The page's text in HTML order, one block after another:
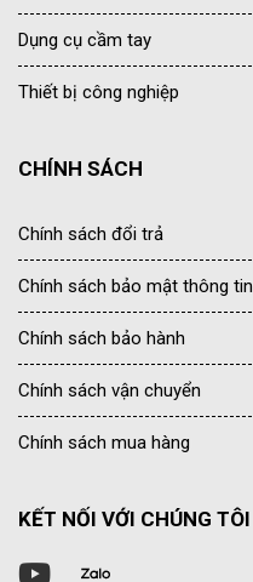
Dụng cụ cầm tay
Thiết bị công nghiệp
CHÍNH SÁCH
Chính sách đổi trả
Chính sách bảo mật thông tin
Chính sách bảo hành
Chính sách vận chuyển
Chính sách mua hàng
KẾT NỐI VỚI CHÚNG TÔI